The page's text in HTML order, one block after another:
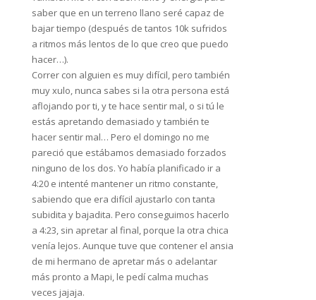
saber que en un terreno llano seré capaz de
bajar tiempo (después de tantos 10k sufridos
a ritmos más lentos de lo que creo que puedo
hacer…).
Correr con alguien es muy difícil, pero también
muy xulo, nunca sabes si la otra persona está
aflojando por ti, y te hace sentir mal, o si tú le
estás apretando demasiado y también te
hacer sentir mal… Pero el domingo no me
pareció que estábamos demasiado forzados
ninguno de los dos. Yo había planificado ir a
4:20 e intenté mantener un ritmo constante,
sabiendo que era difícil ajustarlo con tanta
subidita y bajadita. Pero conseguimos hacerlo
a 4:23, sin apretar al final, porque la otra chica
venía lejos. Aunque tuve que contener el ansia
de mi hermano de apretar más o adelantar
más pronto a Mapi, le pedí calma muchas
veces jajaja.